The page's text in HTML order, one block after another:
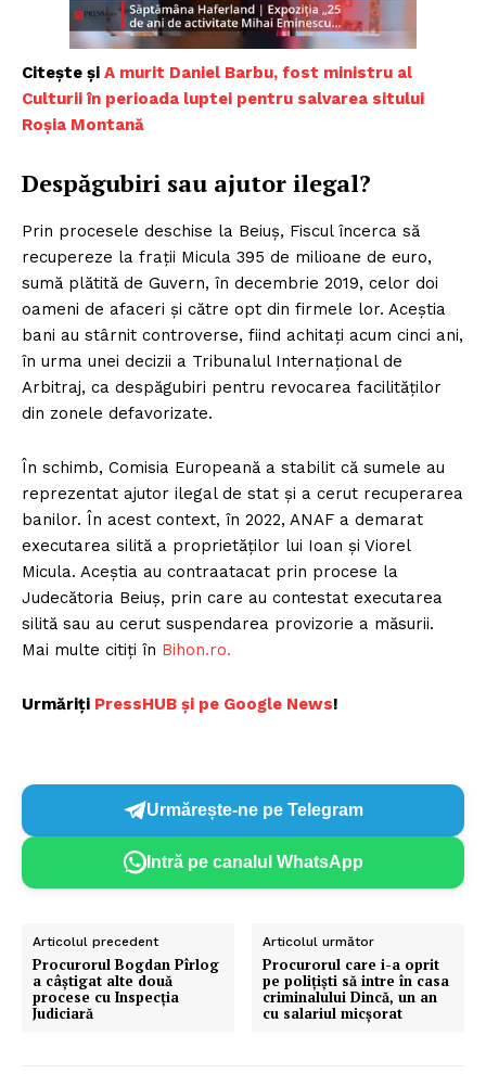
Citește și A murit Daniel Barbu, fost ministru al
Culturii în perioada luptei pentru salvarea sitului
Roşia Montană
Despăgubiri sau ajutor ilegal?
Prin procesele deschise la Beiuș, Fiscul încerca să
recupereze la frații Micula 395 de milioane de euro,
sumă plătită de Guvern, în decembrie 2019, celor doi
oameni de afaceri și către opt din firmele lor. Aceștia
bani au stârnit controverse, fiind achitați acum cinci ani,
în urma unei decizii a Tribunalul Internaţional de
Arbitraj, ca despăgubiri pentru revocarea facilităţilor
din zonele defavorizate.
În schimb, Comisia Europeană a stabilit că sumele au
reprezentat ajutor ilegal de stat şi a cerut recuperarea
banilor. În acest context, în 2022, ANAF a demarat
executarea silită a proprietăților lui Ioan și Viorel
Micula. Aceștia au contraatacat prin procese la
Judecătoria Beiuș, prin care au contestat executarea
silită sau au cerut suspendarea provizorie a măsurii.
Mai multe citiți în Bihon.ro.
Urmăriți PressHUB și pe Google News!
Urmărește-ne pe Telegram
Intră pe canalul WhatsApp
Articolul precedent
Procurorul Bogdan Pîrlog
a câștigat alte două
procese cu Inspecția
Judiciară
Articolul următor
Procurorul care i-a oprit
pe polițiști să intre în casa
criminalului Dincă, un an
cu salariul micșorat